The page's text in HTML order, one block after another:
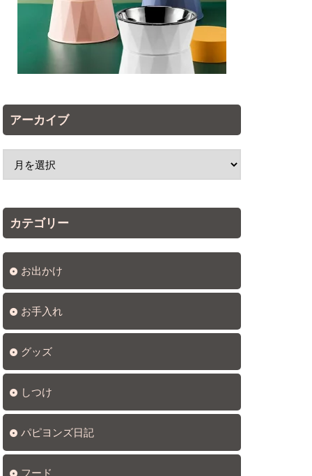
アーカイブ
カテゴリー
お出かけ
お手入れ
グッズ
しつけ
パピヨンズ日記
フード